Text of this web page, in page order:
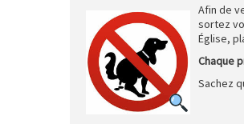
Afin de
sortez
Église,
Chaque
Sachez